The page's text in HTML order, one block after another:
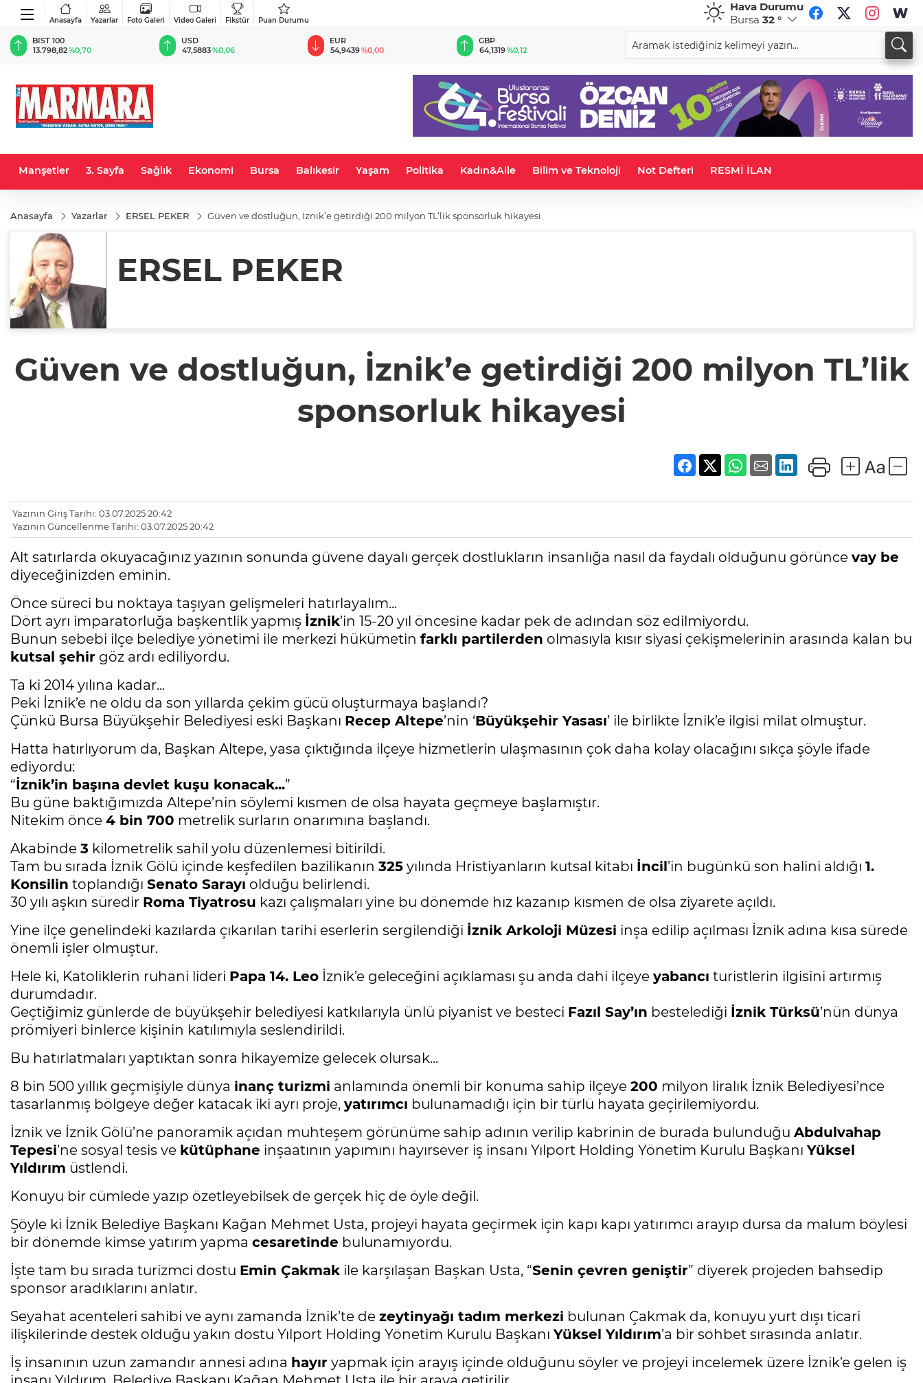
Anasayfa Yazarlar Foto Galeri Video Galeri Fikstür Puan Durumu
Hava Durumu
Bursa 32 °
BIST 100
13.798,82%0,70
USD
47,5883%0,06
EUR
54,9439%0,00
GBP
64,1319%0,12
CHF
58,5630 %-0,61
33,9577
Manşetler 3. Sayfa Sağlık Ekonomi Bursa Balıkesir Yaşam Politika Kadın&Aile Bilim ve Teknoloji Not Defteri RESMİ İLAN
Anasayfa Yazarlar ERSEL PEKER Güven ve dostluğun, İznik’e getirdiği 200 milyon TL’lik sponsorluk hikayesi
ERSEL PEKER
Güven ve dostluğun, İznik’e getirdiği 200 milyon TL’lik
sponsorluk hikayesi
Yazının Giriş Tarihi: 03.07.2025 20:42
Yazının Güncellenme Tarihi: 03.07.2025 20:42
Alt satırlarda okuyacağınız yazının sonunda güvene dayalı gerçek dostlukların insanlığa nasıl da faydalı olduğunu görünce vay be
diyeceğinizden eminin.
Önce süreci bu noktaya taşıyan gelişmeleri hatırlayalım...
Dört ayrı imparatorluğa başkentlik yapmış İznik’in 15-20 yıl öncesine kadar pek de adından söz edilmiyordu.
Bunun sebebi ilçe belediye yönetimi ile merkezi hükümetin farklı partilerden olmasıyla kısır siyasi çekişmelerinin arasında kalan bu
kutsal şehir göz ardı ediliyordu.
Ta ki 2014 yılına kadar...
Peki İznik’e ne oldu da son yıllarda çekim gücü oluşturmaya başlandı?
Çünkü Bursa Büyükşehir Belediyesi eski Başkanı Recep Altepe’nin ‘Büyükşehir Yasası’ ile birlikte İznik’e ilgisi milat olmuştur.
Hatta hatırlıyorum da, Başkan Altepe, yasa çıktığında ilçeye hizmetlerin ulaşmasının çok daha kolay olacağını sıkça şöyle ifade
ediyordu:
“İznik’in başına devlet kuşu konacak...”
Bu güne baktığımızda Altepe’nin söylemi kısmen de olsa hayata geçmeye başlamıştır.
Nitekim önce 4 bin 700 metrelik surların onarımına başlandı.
Akabinde 3 kilometrelik sahil yolu düzenlemesi bitirildi.
Tam bu sırada İznik Gölü içinde keşfedilen bazilikanın 325 yılında Hristiyanların kutsal kitabı İncil’in bugünkü son halini aldığı 1.
Konsilin toplandığı Senato Sarayı olduğu belirlendi.
30 yılı aşkın süredir Roma Tiyatrosu kazı çalışmaları yine bu dönemde hız kazanıp kısmen de olsa ziyarete açıldı.
Yine ilçe genelindeki kazılarda çıkarılan tarihi eserlerin sergilendiği İznik Arkoloji Müzesi inşa edilip açılması İznik adına kısa sürede
önemli işler olmuştur.
Hele ki, Katoliklerin ruhani lideri Papa 14. Leo İznik’e geleceğini açıklaması şu anda dahi ilçeye yabancı turistlerin ilgisini artırmış
durumdadır.
Geçtiğimiz günlerde de büyükşehir belediyesi katkılarıyla ünlü piyanist ve besteci Fazıl Say’ın bestelediği İznik Türksü’nün dünya
prömiyeri binlerce kişinin katılımıyla seslendirildi.
Bu hatırlatmaları yaptıktan sonra hikayemize gelecek olursak...
8 bin 500 yıllık geçmişiyle dünya inanç turizmi anlamında önemli bir konuma sahip ilçeye 200 milyon liralık İznik Belediyesi’nce
tasarlanmış bölgeye değer katacak iki ayrı proje, yatırımcı bulunamadığı için bir türlü hayata geçirilemiyordu.
İznik ve İznik Gölü’ne panoramik açıdan muhteşem görünüme sahip adının verilip kabrinin de burada bulunduğu Abdulvahap
Tepesi’ne sosyal tesis ve kütüphane inşaatının yapımını hayırsever iş insanı Yılport Holding Yönetim Kurulu Başkanı Yüksel
Yıldırım üstlendi.
Konuyu bir cümlede yazıp özetleyebilsek de gerçek hiç de öyle değil.
Şöyle ki İznik Belediye Başkanı Kağan Mehmet Usta, projeyi hayata geçirmek için kapı kapı yatırımcı arayıp dursa da malum böylesi
bir dönemde kimse yatırım yapma cesaretinde bulunamıyordu.
İşte tam bu sırada turizmci dostu Emin Çakmak ile karşılaşan Başkan Usta, “Senin çevren geniştir” diyerek projeden bahsedip
sponsor aradıklarını anlatır.
Seyahat acenteleri sahibi ve aynı zamanda İznik’te de zeytinyağı tadım merkezi bulunan Çakmak da, konuyu yurt dışı ticari
ilişkilerinde destek olduğu yakın dostu Yılport Holding Yönetim Kurulu Başkanı Yüksel Yıldırım’a bir sohbet sırasında anlatır.
İş insanının uzun zamandır annesi adına hayır yapmak için arayış içinde olduğunu söyler ve projeyi incelemek üzere İznik’e gelen iş